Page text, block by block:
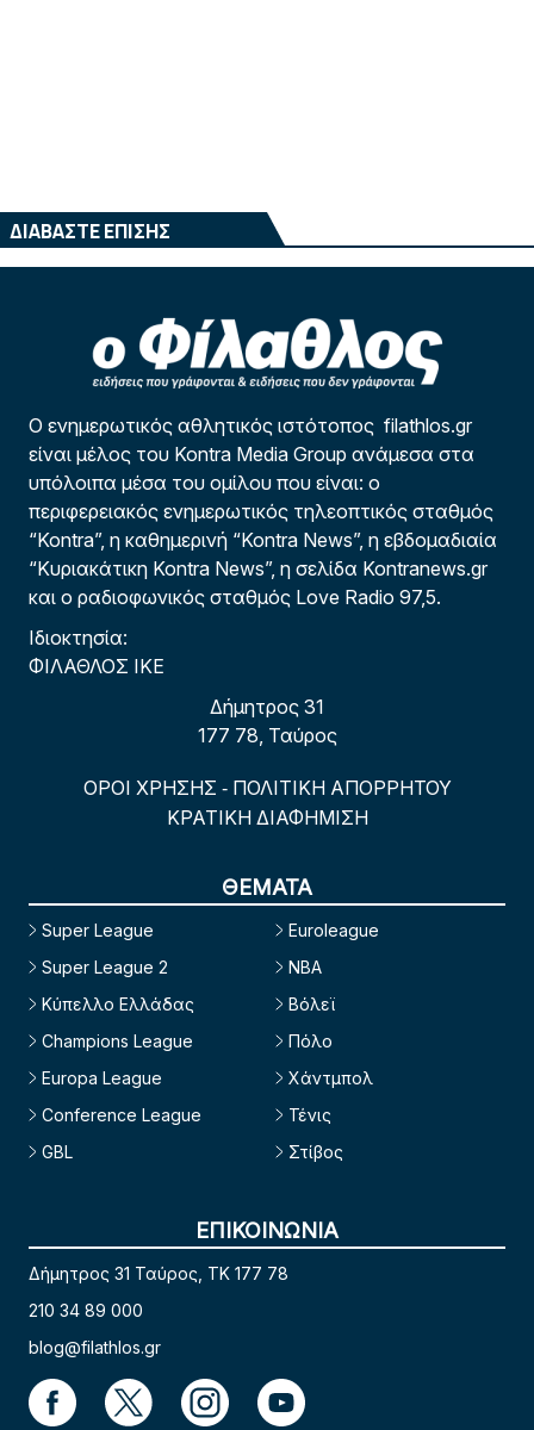
ΔΙΑΒΑΣΤΕ ΕΠΙΣΗΣ
Ο ενημερωτικός αθλητικός ιστότοπος filathlos.gr
είναι μέλος του Kontra Media Group ανάμεσα στα
υπόλοιπα μέσα του ομίλου που είναι: ο
περιφερειακός ενημερωτικός τηλεοπτικός σταθμός
“Kontra”, η καθημερινή “Kontra News”, η εβδομαδιαία
“Κυριακάτικη Kontra News”, η σελίδα Kontranews.gr
και ο ραδιοφωνικός σταθμός Love Radio 97,5.
Ιδιοκτησία:
ΦΙΛΑΘΛΟΣ ΙΚΕ
Δήμητρος 31
177 78, Ταύρος
ΟΡΟΙ ΧΡΗΣΗΣ - ΠΟΛΙΤΙΚΗ ΑΠΟΡΡΗΤΟΥ
ΚΡΑΤΙΚΗ ΔΙΑΦΗΜΙΣΗ
ΘΕΜΑΤΑ
Super League
Super League 2
Κύπελλο Ελλάδας
Champions League
Europa League
Conference League
GBL
Euroleague
NBA
Βόλεϊ
Πόλο
Χάντμπολ
Τένις
Στίβος
ΕΠΙΚΟΙΝΩΝΙΑ
Δήμητρος 31 Ταύρος, TK 177 78
210 34 89 000
blog@filathlos.gr